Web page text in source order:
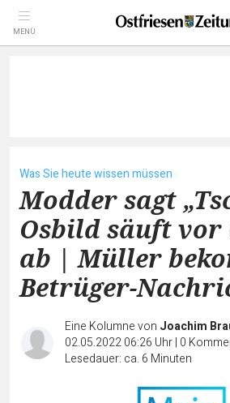
MENÜ
Was Sie heute wissen müssen
Modder sagt
Osbild säuft
ab | Müller
Betrüger-
Eine Kolumne von Joachim
02.05.2022 06:26 Uhr| 0
Lesedauer: ca. 6 Minuten